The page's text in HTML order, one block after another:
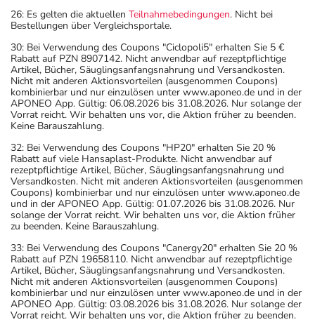
26: Es gelten die aktuellen Teilnahmebedingungen. Nicht bei
Bestellungen über Vergleichsportale.
30: Bei Verwendung des Coupons "Ciclopoli5" erhalten Sie 5 €
Rabatt auf PZN 8907142. Nicht anwendbar auf rezeptpflichtige
Artikel, Bücher, Säuglingsanfangsnahrung und Versandkosten.
Nicht mit anderen Aktionsvorteilen (ausgenommen Coupons)
kombinierbar und nur einzulösen unter www.aponeo.de und in der
APONEO App. Gültig: 06.08.2026 bis 31.08.2026. Nur solange der
Vorrat reicht. Wir behalten uns vor, die Aktion früher zu beenden.
Keine Barauszahlung.
32: Bei Verwendung des Coupons "HP20" erhalten Sie 20 %
Rabatt auf viele Hansaplast-Produkte. Nicht anwendbar auf
rezeptpflichtige Artikel, Bücher, Säuglingsanfangsnahrung und
Versandkosten. Nicht mit anderen Aktionsvorteilen (ausgenommen
Coupons) kombinierbar und nur einzulösen unter www.aponeo.de
und in der APONEO App. Gültig: 01.07.2026 bis 31.08.2026. Nur
solange der Vorrat reicht. Wir behalten uns vor, die Aktion früher
zu beenden. Keine Barauszahlung.
33: Bei Verwendung des Coupons "Canergy20" erhalten Sie 20 %
Rabatt auf PZN 19658110. Nicht anwendbar auf rezeptpflichtige
Artikel, Bücher, Säuglingsanfangsnahrung und Versandkosten.
Nicht mit anderen Aktionsvorteilen (ausgenommen Coupons)
kombinierbar und nur einzulösen unter www.aponeo.de und in der
APONEO App. Gültig: 03.08.2026 bis 31.08.2026. Nur solange der
Vorrat reicht. Wir behalten uns vor, die Aktion früher zu beenden.